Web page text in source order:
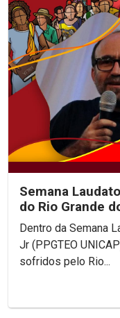
Semana
do Rio Grande
Dentro da Semana
Jr (PPGTEO
sofridos pelo Rio...